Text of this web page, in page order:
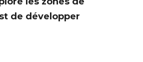
de développer